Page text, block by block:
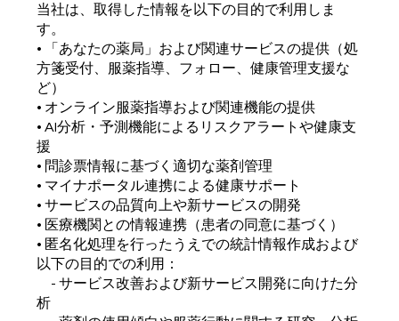
当社は、取得した情報を以下の目的で利用しま
す。
• 「あなたの薬局」および関連サービスの提供（処
方箋受付、服薬指導、フォロー、健康管理支援な
ど）
• オンライン服薬指導および関連機能の提供
• AI分析・予測機能によるリスクアラートや健康支
援
• 問診票情報に基づく適切な薬剤管理
• マイナポータル連携による健康サポート
• サービスの品質向上や新サービスの開発
• 医療機関との情報連携（患者の同意に基づく）
• 匿名化処理を行ったうえでの統計情報作成および
以下の目的での利用：
- サービス改善および新サービス開発に向けた分
析